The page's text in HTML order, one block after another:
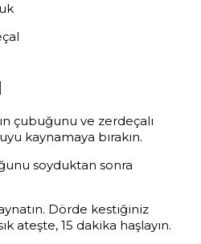
çubuğunu ve zerdeçalı
kaynamaya bırakın.
soyduktan sonra
Dörde kestiğiniz
ateşte, 15 dakika haşlayın.